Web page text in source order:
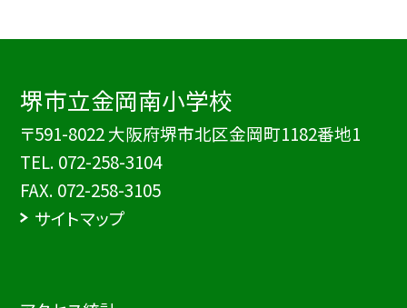
堺市立金岡南小学校
〒591-8022 大阪府堺市北区金岡町1182番地1
TEL. 072-258-3104
FAX. 072-258-3105
サイトマップ